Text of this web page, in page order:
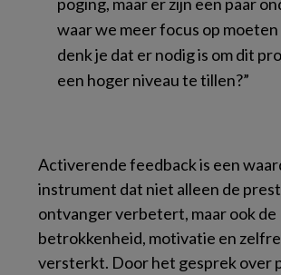
waar we meer focus op
denk je dat er nodig is om dit
een hoger niveau te tillen?”
Activerende feedback is een
instrument dat niet alleen de
ontvanger verbetert, maar ook de
betrokkenheid, motivatie en
versterkt. Door het gesprek over